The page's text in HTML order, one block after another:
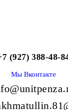
(927) 388-48-
Мы Вконтакте